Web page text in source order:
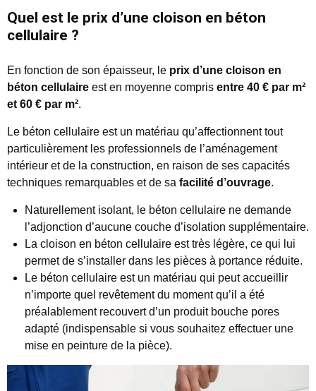
Quel est le prix d’une cloison en béton
cellulaire ?
En fonction de son épaisseur, le prix d’une cloison en
béton cellulaire est en moyenne compris entre 40 € par m²
et 60 € par m².
Le béton cellulaire est un matériau qu’affectionnent tout
particulièrement les professionnels de l’aménagement
intérieur et de la construction, en raison de ses capacités
techniques remarquables et de sa facilité d’ouvrage.
Naturellement isolant, le béton cellulaire ne demande
l’adjonction d’aucune couche d’isolation supplémentaire.
La cloison en béton cellulaire est très légère, ce qui lui
permet de s’installer dans les pièces à portance réduite.
Le béton cellulaire est un matériau qui peut accueillir
n’importe quel revêtement du moment qu’il a été
préalablement recouvert d’un produit bouche pores
adapté (indispensable si vous souhaitez effectuer une
mise en peinture de la pièce).